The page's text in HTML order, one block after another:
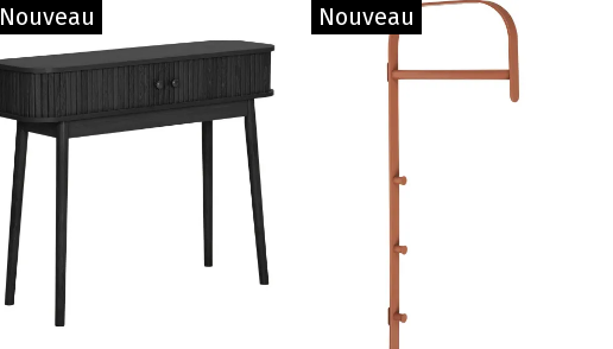
Nouveau Nouveau